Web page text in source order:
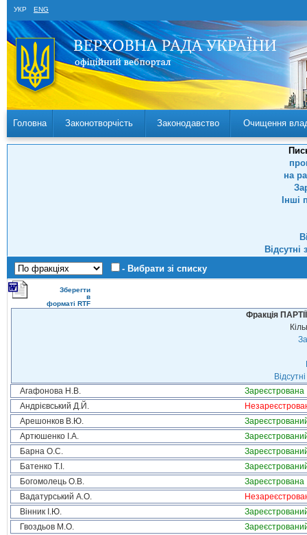
УКР ENG
Головна Законотворчість Законодавство Очищення
на
Інші
- Вибрати зі списку
Зберегти
в
форматі RTF
Фракція
Агафонова Н.В.
Зареєстрована
Андрієвський Д.Й.
Арешонков В.Ю.
Артюшенко І.А.
Барна О.С.
Батенко Т.І.
Богомолець О.В.
Зареєстрована
Вадатурський А.О.
Вінник І.Ю.
Гвоздьов М.О.